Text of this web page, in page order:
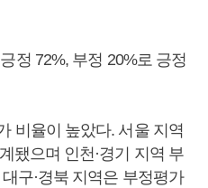
정 72%, 부정 20%로 긍정
비율이 높았다. 서울 지역
됐으며 인천·경기 지역 부
구·경북 지역은 부정평가